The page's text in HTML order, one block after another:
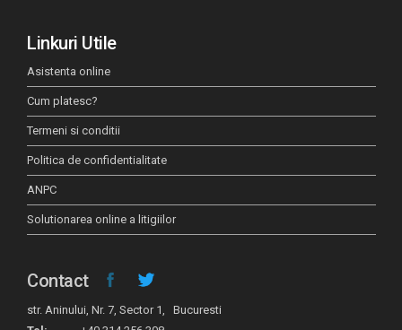
Linkuri Utile
Asistenta online
Cum platesc?
Termeni si conditii
Politica de confidentialitate
ANPC
Solutionarea online a litigiilor
Contact
str. Aninului, Nr. 7, Sector 1, Bucuresti